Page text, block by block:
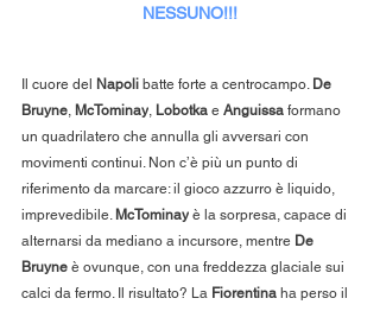
NESSUNO!!!
Il cuore del Napoli batte forte a centrocampo. De
Bruyne, McTominay, Lobotka e Anguissa formano
un quadrilatero che annulla gli avversari con
movimenti continui. Non c’è più un punto di
riferimento da marcare: il gioco azzurro è liquido,
imprevedibile. McTominay è la sorpresa, capace di
alternarsi da mediano a incursore, mentre De
Bruyne è ovunque, con una freddezza glaciale sui
calci da fermo. Il risultato? La Fiorentina ha perso il